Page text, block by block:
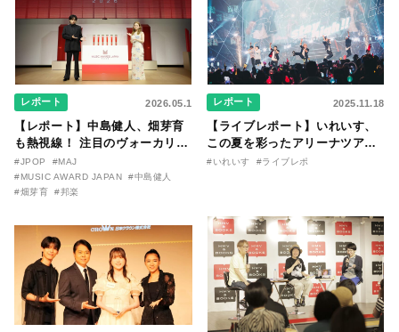
レポート 2026.05.1
【レポート】中島健人、畑芽育
も熱視線！ 注目のヴォーカリス
トも多数ノミネートされた
『MUSIC AWARDS JAPAN
2026』 授賞式で栄冠を射止める
#JPOP
#MAJ
#MUSIC AWARD JAPAN
#中島健人
#畑芽育
#邦楽
レポート 2025.11.18
【ライブレポート】いれいす、
この夏を彩ったアリーナツアー
の様子を徹底レポート！
#いれいす #ライブレポ